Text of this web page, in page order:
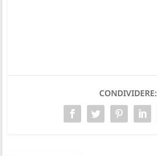
CONDIVIDERE: